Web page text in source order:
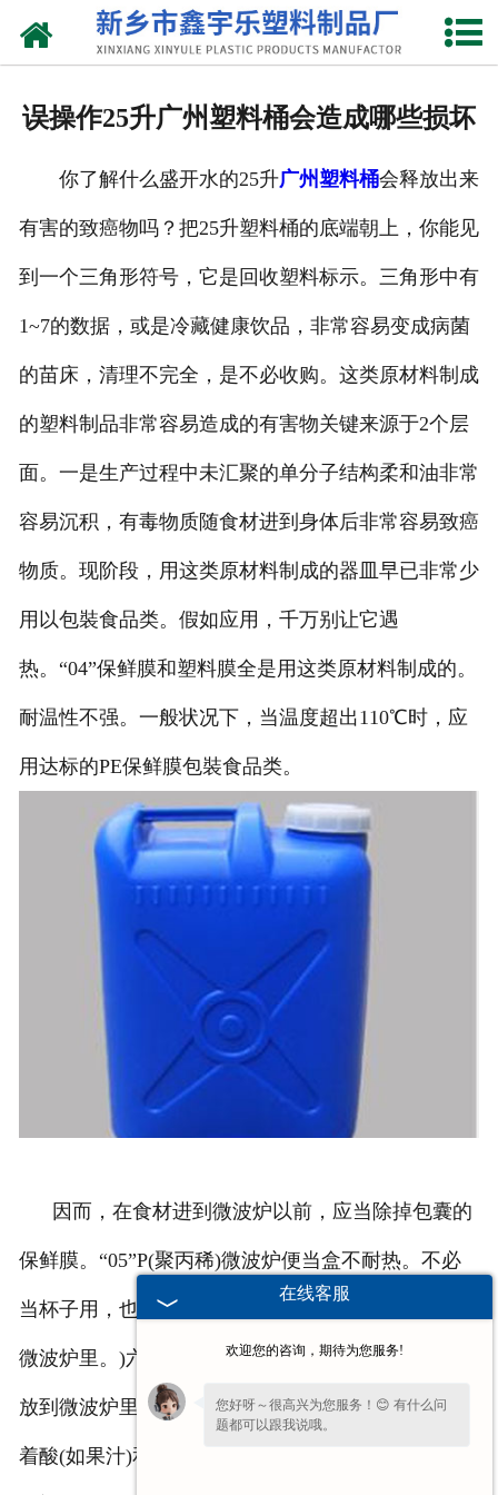
网站首页
联系我们
误操作25升广州塑料桶会造成哪些损坏
你了解什么盛开水的25升广州塑料桶会释放出来
有害的致癌物吗？把25升塑料桶的底端朝上，你能见
到一个三角形符号，它是回收塑料标示。三角形中有
1~7的数据，或是冷藏健康饮品，非常容易变成病菌
的苗床，清理不完全，是不必收购。这类原材料制成
的塑料制品非常容易造成的有害物关键来源于2个层
面。一是生产过程中未汇聚的单分子结构柔和油非常
容易沉积，有毒物质随食材进到身体后非常容易致癌
物质。现阶段，用这类原材料制成的器皿早已非常少
用以包裝食品类。假如应用，千万别让它遇
热。“04”保鲜膜和塑料膜全是用这类原材料制成的。
耐温性不强。一般状况下，当温度超出110℃时，应
用达标的PE保鲜膜包裝食品类。
因而，在食材进到微波炉以前，应当除掉包囊的
保鲜膜。“05”P(聚丙稀)微波炉便当盒不耐热。不必
当杯子用，也不必由于温度越高越和小盒子一起放到
微波炉里。)六号:PS(聚乙烯)，由于吸水性低。不必
放到微波炉里，以防温度过高释放出来化合物。充斥
着酸(如果汁)和碱性物质后，致癌物质会溶解。防止
在线客服
欢迎您的咨询，期待为您服务!
您好呀～很高兴为您服务！😊 有什么问
题都可以跟我说哦。